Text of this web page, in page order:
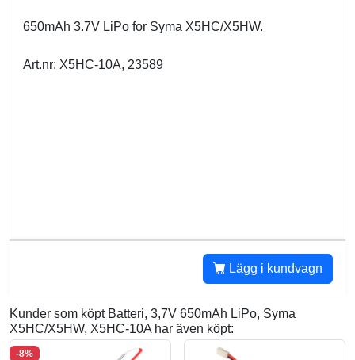
650mAh 3.7V LiPo for Syma X5HC/X5HW.
Art.nr: X5HC-10A, 23589
Lägg i kundvagn
Kunder som köpt Batteri, 3,7V 650mAh LiPo, Syma
X5HC/X5HW, X5HC-10A har även köpt:
-8%